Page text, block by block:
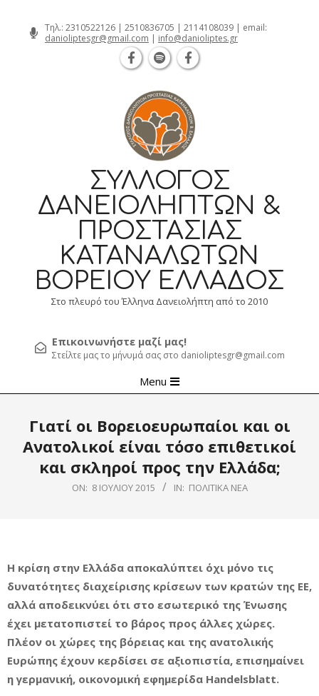
Τηλ.: 2310522126 | 2510836705 | 2114108039 | email:
danioliptesgr@gmail.com | info@danioliptes.gr
ΣΎΛΛΟΓΟΣ
ΔΑΝΕΙΟΛΗΠΤΏΝ &
ΠΡΟΣΤΑΣΊΑΣ
ΚΑΤΑΝΑΛΩΤΏΝ
ΒΟΡΕΊΟΥ ΕΛΛΆΔΟΣ
Στο πλευρό του Έλληνα Δανειολήπτη από το 2010
Επικοινωνήστε μαζί μας!
Στείλτε μας το μήνυμά σας στο danioliptesgr@gmail.com
Navigation
Menu
Γιατί οι Βορειοευρωπαίοι και οι
Ανατολικοί είναι τόσο επιθετικοί
και σκληροί προς την Ελλάδα;
ON: 8 ΙΟΥΛΊΟΥ 2015 IN: ΠΟΛΙΤΙΚΆ ΝΈΑ
Η κρίση στην Ελλάδα αποκαλύπτει όχι μόνο τις
δυνατότητες διαχείρισης κρίσεων των κρατών της ΕΕ,
αλλά αποδεικνύει ότι στο εσωτερικό της Ένωσης
έχει μετατοπιστεί το βάρος προς άλλες χώρες.
Πλέον οι χώρες της βόρειας και της ανατολικής
Ευρώπης έχουν κερδίσει σε αξιοπιστία, επισημαίνει
η γερμανική, οικονομική εφημερίδα Handelsblatt.